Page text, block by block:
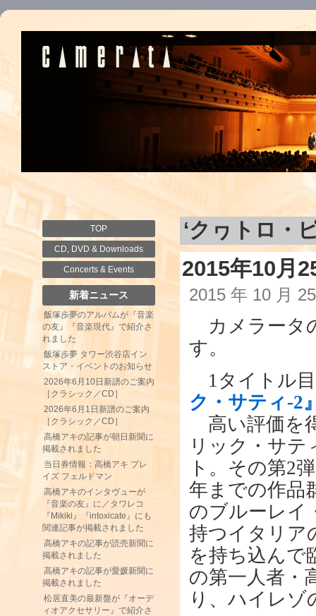
TOP
CD, DVD & Downloads
Concerts & Events
新着ニュース
飯塚歩夢のアルバムが『音楽
の友』『音楽現代』で紹介さ
れました
飯塚歩夢 タワー渋谷店イン
ストア・イベントのお知らせ
2026年6月10日新譜のご案内
［クラシック／CD］
2026年6月1日新譜のご案内
［クラシック／CD］
高橋アキの記事が朝日新聞に
掲載されました
当日券情報：高橋アキ プレ
イズ フェルドマン
高橋アキのインタヴューが
『音楽の友』に／タワレコ
『Mikiki』『intoxicate』にも
関連記事が掲載されました
高橋アキの記事が読売新聞に
掲載されました
高橋アキの記事が愛媛新聞に
掲載されました
松居直美の最新盤が『オーデ
ィオアクセサリー』で紹介さ
‘クヮトロ・
2015年10月
2015 年 10 月
カメラータ
す。
1タイトル
ク・サティ-2
高い評価を
リック・サテ
ト。その第2
年までの作品
のブルーレイ
持つイタリア
を持ち込んで
の第一人者・
り、ハイレゾ